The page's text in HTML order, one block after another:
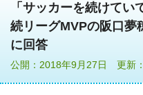
「サッカーを続けて
続リーグMVPの阪口夢
に回答
公開：2018年9月27日 更新